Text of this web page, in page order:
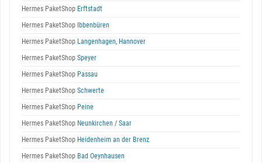
Hermes PaketShop Erftstadt
Hermes PaketShop Ibbenbüren
Hermes PaketShop Langenhagen, Hannover
Hermes PaketShop Speyer
Hermes PaketShop Passau
Hermes PaketShop Schwerte
Hermes PaketShop Peine
Hermes PaketShop Neunkirchen / Saar
Hermes PaketShop Heidenheim an der Brenz
Hermes PaketShop Bad Oeynhausen